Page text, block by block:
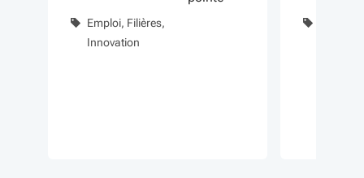
Emploi Filières
Innovation